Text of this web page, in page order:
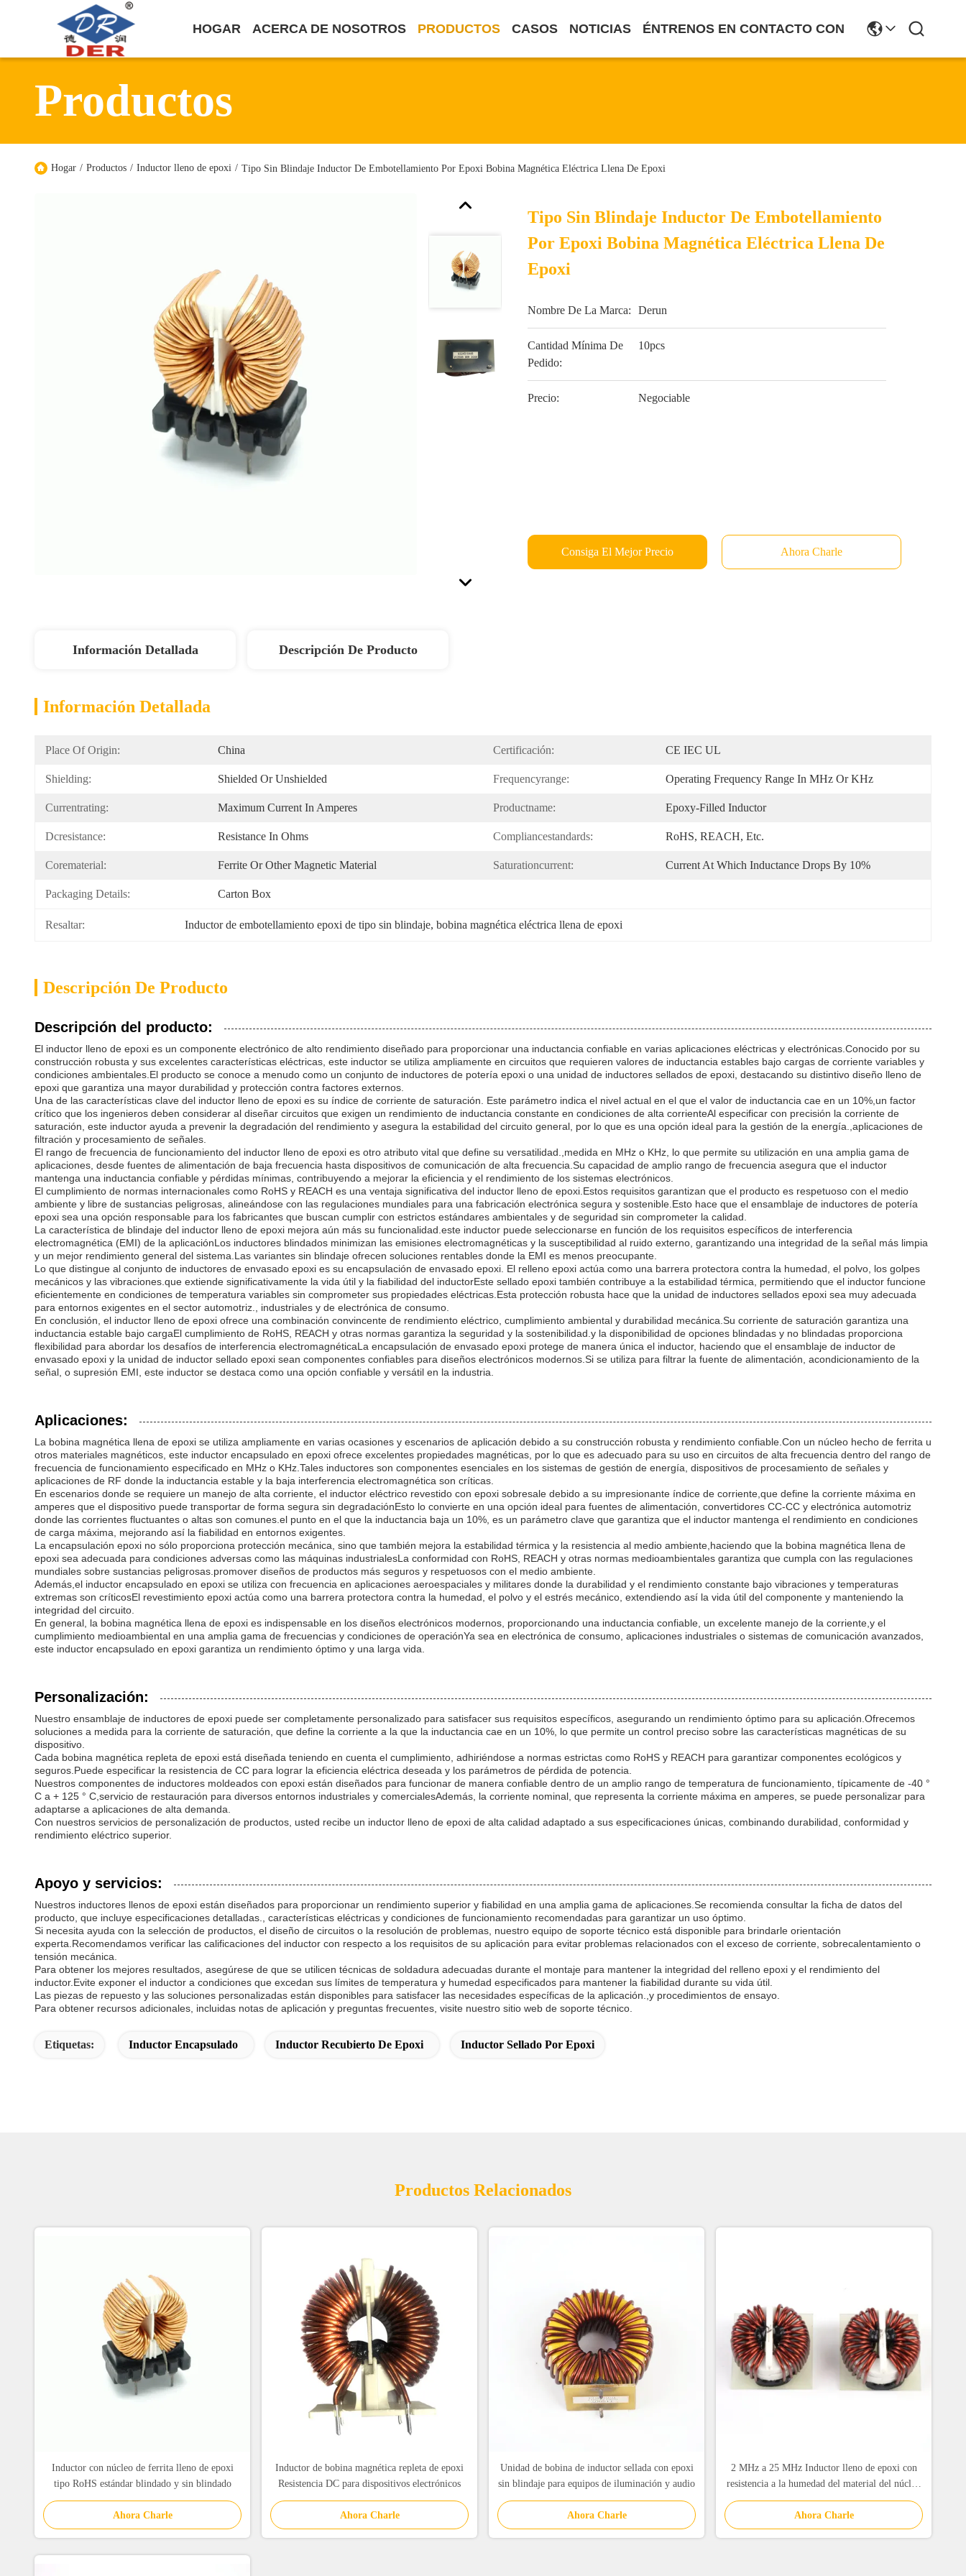
HOGAR ACERCA DE NOSOTROS PRODUCTOS CASOS NOTICIAS ÉNTRENOS EN CONTACTO CON
Productos
Hogar / Productos / Inductor lleno de epoxi / Tipo Sin Blindaje Inductor De Embotellamiento Por Epoxi Bobina Magnética Eléctrica Llena De Epoxi
Tipo Sin Blindaje Inductor De Embotellamiento
Por Epoxi Bobina Magnética Eléctrica Llena De
Epoxi
Nombre De La Marca: Derun
Cantidad Mínima De
Pedido:
10pcs
Precio: Negociable
Consiga El Mejor Precio Ahora Charle
Información Detallada Descripción De Producto
Información Detallada
Place Of Origin: China Certificación: CE IEC UL
Shielding: Shielded Or Unshielded Frequencyrange: Operating Frequency Range In MHz Or KHz
Currentrating: Maximum Current In Amperes Productname: Epoxy-Filled Inductor
Dcresistance: Resistance In Ohms Compliancestandards: RoHS, REACH, Etc.
Corematerial: Ferrite Or Other Magnetic Material Saturationcurrent: Current At Which Inductance Drops By 10%
Packaging Details: Carton Box
Resaltar: Inductor de embotellamiento epoxi de tipo sin blindaje, bobina magnética eléctrica llena de epoxi
Descripción De Producto
Descripción del producto:
El inductor lleno de epoxi es un componente electrónico de alto rendimiento diseñado para proporcionar una inductancia confiable en varias aplicaciones eléctricas y electrónicas.Conocido por su
construcción robusta y sus excelentes características eléctricas, este inductor se utiliza ampliamente en circuitos que requieren valores de inductancia estables bajo cargas de corriente variables y
condiciones ambientales.El producto se conoce a menudo como un conjunto de inductores de potería epoxi o una unidad de inductores sellados de epoxi, destacando su distintivo diseño lleno de
epoxi que garantiza una mayor durabilidad y protección contra factores externos.
Una de las características clave del inductor lleno de epoxi es su índice de corriente de saturación. Este parámetro indica el nivel actual en el que el valor de inductancia cae en un 10%,un factor
crítico que los ingenieros deben considerar al diseñar circuitos que exigen un rendimiento de inductancia constante en condiciones de alta corrienteAl especificar con precisión la corriente de
saturación, este inductor ayuda a prevenir la degradación del rendimiento y asegura la estabilidad del circuito general, por lo que es una opción ideal para la gestión de la energía.,aplicaciones de
filtración y procesamiento de señales.
El rango de frecuencia de funcionamiento del inductor lleno de epoxi es otro atributo vital que define su versatilidad.,medida en MHz o KHz, lo que permite su utilización en una amplia gama de
aplicaciones, desde fuentes de alimentación de baja frecuencia hasta dispositivos de comunicación de alta frecuencia.Su capacidad de amplio rango de frecuencia asegura que el inductor
mantenga una inductancia confiable y pérdidas mínimas, contribuyendo a mejorar la eficiencia y el rendimiento de los sistemas electrónicos.
El cumplimiento de normas internacionales como RoHS y REACH es una ventaja significativa del inductor lleno de epoxi.Estos requisitos garantizan que el producto es respetuoso con el medio
ambiente y libre de sustancias peligrosas, alineándose con las regulaciones mundiales para una fabricación electrónica segura y sostenible.Esto hace que el ensamblaje de inductores de potería
epoxi sea una opción responsable para los fabricantes que buscan cumplir con estrictos estándares ambientales y de seguridad sin comprometer la calidad.
La característica de blindaje del inductor lleno de epoxi mejora aún más su funcionalidad.este inductor puede seleccionarse en función de los requisitos específicos de interferencia
electromagnética (EMI) de la aplicaciónLos inductores blindados minimizan las emisiones electromagnéticas y la susceptibilidad al ruido externo, garantizando una integridad de la señal más limpia
y un mejor rendimiento general del sistema.Las variantes sin blindaje ofrecen soluciones rentables donde la EMI es menos preocupante.
Lo que distingue al conjunto de inductores de envasado epoxi es su encapsulación de envasado epoxi. El relleno epoxi actúa como una barrera protectora contra la humedad, el polvo, los golpes
mecánicos y las vibraciones.que extiende significativamente la vida útil y la fiabilidad del inductorEste sellado epoxi también contribuye a la estabilidad térmica, permitiendo que el inductor funcione
eficientemente en condiciones de temperatura variables sin comprometer sus propiedades eléctricas.Esta protección robusta hace que la unidad de inductores sellados epoxi sea muy adecuada
para entornos exigentes en el sector automotriz., industriales y de electrónica de consumo.
En conclusión, el inductor lleno de epoxi ofrece una combinación convincente de rendimiento eléctrico, cumplimiento ambiental y durabilidad mecánica.Su corriente de saturación garantiza una
inductancia estable bajo cargaEl cumplimiento de RoHS, REACH y otras normas garantiza la seguridad y la sostenibilidad.y la disponibilidad de opciones blindadas y no blindadas proporciona
flexibilidad para abordar los desafíos de interferencia electromagnéticaLa encapsulación de envasado epoxi protege de manera única el inductor, haciendo que el ensamblaje de inductor de
envasado epoxi y la unidad de inductor sellado epoxi sean componentes confiables para diseños electrónicos modernos.Si se utiliza para filtrar la fuente de alimentación, acondicionamiento de la
señal, o supresión EMI, este inductor se destaca como una opción confiable y versátil en la industria.
Aplicaciones:
La bobina magnética llena de epoxi se utiliza ampliamente en varias ocasiones y escenarios de aplicación debido a su construcción robusta y rendimiento confiable.Con un núcleo hecho de ferrita u
otros materiales magnéticos, este inductor encapsulado en epoxi ofrece excelentes propiedades magnéticas, por lo que es adecuado para su uso en circuitos de alta frecuencia dentro del rango de
frecuencia de funcionamiento especificado en MHz o KHz.Tales inductores son componentes esenciales en los sistemas de gestión de energía, dispositivos de procesamiento de señales y
aplicaciones de RF donde la inductancia estable y la baja interferencia electromagnética son críticas.
En escenarios donde se requiere un manejo de alta corriente, el inductor eléctrico revestido con epoxi sobresale debido a su impresionante índice de corriente,que define la corriente máxima en
amperes que el dispositivo puede transportar de forma segura sin degradaciónEsto lo convierte en una opción ideal para fuentes de alimentación, convertidores CC-CC y electrónica automotriz
donde las corrientes fluctuantes o altas son comunes.el punto en el que la inductancia baja un 10%, es un parámetro clave que garantiza que el inductor mantenga el rendimiento en condiciones
de carga máxima, mejorando así la fiabilidad en entornos exigentes.
La encapsulación epoxi no sólo proporciona protección mecánica, sino que también mejora la estabilidad térmica y la resistencia al medio ambiente,haciendo que la bobina magnética llena de
epoxi sea adecuada para condiciones adversas como las máquinas industrialesLa conformidad con RoHS, REACH y otras normas medioambientales garantiza que cumpla con las regulaciones
mundiales sobre sustancias peligrosas.promover diseños de productos más seguros y respetuosos con el medio ambiente.
Además,el inductor encapsulado en epoxi se utiliza con frecuencia en aplicaciones aeroespaciales y militares donde la durabilidad y el rendimiento constante bajo vibraciones y temperaturas
extremas son críticosEl revestimiento epoxi actúa como una barrera protectora contra la humedad, el polvo y el estrés mecánico, extendiendo así la vida útil del componente y manteniendo la
integridad del circuito.
En general, la bobina magnética llena de epoxi es indispensable en los diseños electrónicos modernos, proporcionando una inductancia confiable, un excelente manejo de la corriente,y el
cumplimiento medioambiental en una amplia gama de frecuencias y condiciones de operaciónYa sea en electrónica de consumo, aplicaciones industriales o sistemas de comunicación avanzados,
este inductor encapsulado en epoxi garantiza un rendimiento óptimo y una larga vida.
Personalización:
Nuestro ensamblaje de inductores de epoxi puede ser completamente personalizado para satisfacer sus requisitos específicos, asegurando un rendimiento óptimo para su aplicación.Ofrecemos
soluciones a medida para la corriente de saturación, que define la corriente a la que la inductancia cae en un 10%, lo que permite un control preciso sobre las características magnéticas de su
dispositivo.
Cada bobina magnética repleta de epoxi está diseñada teniendo en cuenta el cumplimiento, adhiriéndose a normas estrictas como RoHS y REACH para garantizar componentes ecológicos y
seguros.Puede especificar la resistencia de CC para lograr la eficiencia eléctrica deseada y los parámetros de pérdida de potencia.
Nuestros componentes de inductores moldeados con epoxi están diseñados para funcionar de manera confiable dentro de un amplio rango de temperatura de funcionamiento, típicamente de -40 °
C a + 125 ° C,servicio de restauración para diversos entornos industriales y comercialesAdemás, la corriente nominal, que representa la corriente máxima en amperes, se puede personalizar para
adaptarse a aplicaciones de alta demanda.
Con nuestros servicios de personalización de productos, usted recibe un inductor lleno de epoxi de alta calidad adaptado a sus especificaciones únicas, combinando durabilidad, conformidad y
rendimiento eléctrico superior.
Apoyo y servicios:
Nuestros inductores llenos de epoxi están diseñados para proporcionar un rendimiento superior y fiabilidad en una amplia gama de aplicaciones.Se recomienda consultar la ficha de datos del
producto, que incluye especificaciones detalladas., características eléctricas y condiciones de funcionamiento recomendadas para garantizar un uso óptimo.
Si necesita ayuda con la selección de productos, el diseño de circuitos o la resolución de problemas, nuestro equipo de soporte técnico está disponible para brindarle orientación
experta.Recomendamos verificar las calificaciones del inductor con respecto a los requisitos de su aplicación para evitar problemas relacionados con el exceso de corriente, sobrecalentamiento o
tensión mecánica.
Para obtener los mejores resultados, asegúrese de que se utilicen técnicas de soldadura adecuadas durante el montaje para mantener la integridad del relleno epoxi y el rendimiento del
inductor.Evite exponer el inductor a condiciones que excedan sus límites de temperatura y humedad especificados para mantener la fiabilidad durante su vida útil.
Las piezas de repuesto y las soluciones personalizadas están disponibles para satisfacer las necesidades específicas de la aplicación.,y procedimientos de ensayo.
Para obtener recursos adicionales, incluidas notas de aplicación y preguntas frecuentes, visite nuestro sitio web de soporte técnico.
Etiquetas: Inductor Encapsulado Inductor Recubierto De Epoxi Inductor Sellado Por Epoxi
Productos Relacionados
Inductor con núcleo de ferrita lleno de epoxi
tipo RoHS estándar blindado y sin blindado
Ahora Charle
Inductor de bobina magnética repleta de epoxi
Resistencia DC para dispositivos electrónicos
Ahora Charle
Unidad de bobina de inductor sellada con epoxi
sin blindaje para equipos de iluminación y audio
Ahora Charle
2 MHz a 25 MHz Inductor lleno de epoxi con
resistencia a la humedad del material del núcleo
de ferrita
Ahora Charle